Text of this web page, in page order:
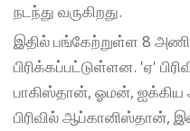
நடந்து வருகிறது.
இதில் பங்கேற்றுள்ள 8
பிரிக்கப்பட்டுள்ளன. 'ஏ'
பாகிஸ்தான், ஓமன், ஐக்கிய
பிரிவில் ஆப்கானிஸ்தான்,